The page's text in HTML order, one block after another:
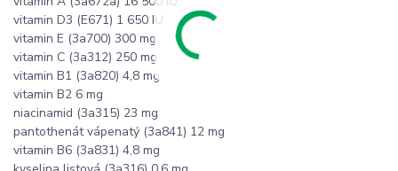
vitamin D3 (E671) 1 650 IU
vitamin E (3a700) 300 mg
vitamin C (3a312) 250 mg
vitamin B1 (3a820) 4,8 mg
vitamin B2 6 mg
niacinamid (3a315) 23 mg
pantothenát vápenatý (3a841) 12 mg
vitamin B6 (3a831) 4,8 mg